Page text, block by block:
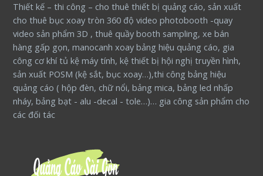
Thiết kế – thi công – cho thuê thiết bị quảng cáo, sản xuất
cho thuê bục xoay tròn 360 độ video photobooth -quay
video sản phẩm 3D , thuê quầy booth sampling, xe bán
hàng gấp gọn, manocanh xoay bảng hiệu quảng cáo, gia
công cơ khí tủ kệ máy tính, kệ thiết bị hội nghị truyền hình,
sản xuất POSM (kệ sắt, bục xoay…),thi công bảng hiệu
quảng cáo ( hộp đèn, chữ nổi, bảng mica, bảng led nhấp
nháy, bảng bạt - alu -decal - tole…)… gia công sản phẩm cho
các đối tác